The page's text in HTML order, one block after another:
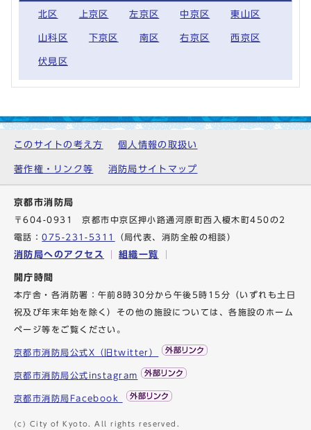
北区 上京区 左京区 中京区 東山区
山科区 下京区 南区 右京区 西京区
伏見区
このサイトの考え方 個人情報の取扱い
著作権・リンク等 消防局サイトマップ
京都市消防局
〒604-0931 京都市中京区押小路通河原町西入榎木町450の2
電話：075-231-5311 （局代表、消防全般の相談）
消防局へのアクセス 組織一覧
開庁時間
本庁舎・各消防署：午前8時30分から午後5時15分（いずれも土日
祝及び年末年始を除く）その他の施設については、各施設のホーム
ページ等をご覧ください。
京都市消防局公式X（旧twitter）
京都市消防局公式instagram
京都市消防局Facebook
(c) City of Kyoto. All rights reserved.